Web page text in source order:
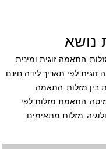
נושא
התאמה זוגית ומינית
זוגית לפי תאריך לידה חינם
בין מזלות התאמה
התאמת מזלות לפי
מזלות מתאימים